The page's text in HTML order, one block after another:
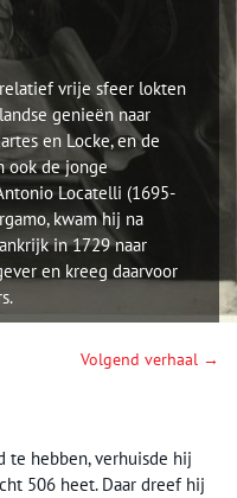
vrije sfeer lokten
genieën naar
en Locke, en de
ook de jonge
Locatelli (1695-
kwam hij na
in 1729 naar
en kreeg daarvoor
Volgend verhaal →
te hebben, verhuisde hij
506 heet. Daar dreef hij